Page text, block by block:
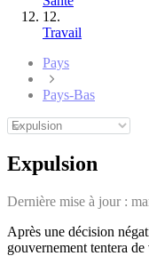
12.
Travail
Pays
Pays-Bas
Expulsion
Dernière mise à jour :
Après une décision
gouvernement tentera